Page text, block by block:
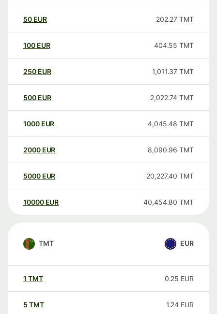
50 EUR 202.27 TMT
100 EUR 404.55 TMT
250 EUR 1,011.37 TMT
500 EUR 2,022.74 TMT
1000 EUR 4,045.48 TMT
2000 EUR 8,090.96 TMT
5000 EUR 20,227.40 TMT
10000 EUR 40,454.80 TMT
TMT EUR
1 TMT 0.25 EUR
5 TMT 1.24 EUR